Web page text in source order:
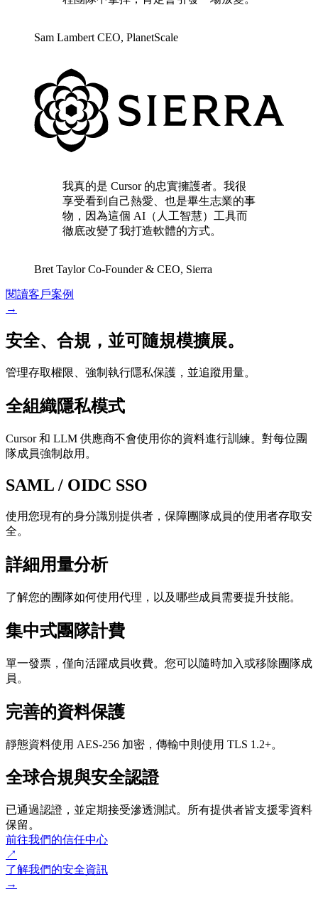
Sam Lambert CEO, PlanetScale
我真的是 Cursor 的忠實擁護者。我很
享受看到自己熱愛、也是畢生志業的事
物，因為這個 AI（人工智慧）工具而
徹底改變了我打造軟體的方式。
Bret Taylor Co-Founder & CEO, Sierra
閱讀客戶案例
→
安全、合規，並可隨規模擴展。
管理存取權限、強制執行隱私保護，並追蹤用量。
全組織隱私模式
Cursor 和 LLM 供應商不會使用你的資料進行訓練。對每位團
隊成員強制啟用。
SAML / OIDC SSO
使用您現有的身分識別提供者，保障團隊成員的使用者存取安
全。
詳細用量分析
了解您的團隊如何使用代理，以及哪些成員需要提升技能。
集中式團隊計費
單一發票，僅向活躍成員收費。您可以隨時加入或移除團隊成
員。
完善的資料保護
靜態資料使用 AES-256 加密，傳輸中則使用 TLS 1.2+。
全球合規與安全認證
已通過認證，並定期接受滲透測試。所有提供者皆支援零資料
保留。
前往我們的信任中心
↗
了解我們的安全資訊
→